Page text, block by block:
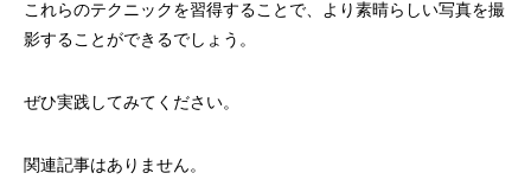
これらのテクニックを習得することで、より素晴らしい写真を撮
影することができるでしょう。
ぜひ実践してみてください。
関連記事はありません。